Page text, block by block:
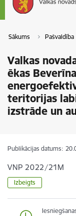
Sākums Pašvaldība
Valkas
ēkas
teritorijas
izstrāde un
Publikācijas datums:
VNP 2022/21M
Izbeigts